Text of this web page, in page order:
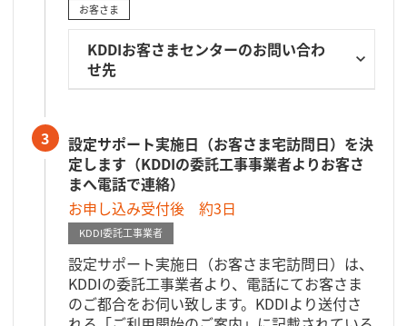
お客さま
KDDIお客さまセンターのお問い合わ
せ先
3
設定サポート実施日（お客さま宅訪問日）を決
定します（KDDIの委託工事事業者よりお客さ
まへ電話で連絡）
お申し込み受付後 約3日
KDDI委託工事業者
設定サポート実施日（お客さま宅訪問日）は、
KDDIの委託工事業者より、電話にてお客さま
のご都合をお伺い致します。KDDIより送付さ